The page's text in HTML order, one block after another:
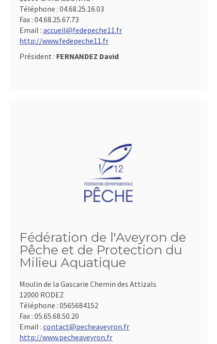
Téléphone : 04.68.25.16.03
Fax : 04.68.25.67.73
Email : accueil@fedepeche11.fr
http://www.fedepeche11.fr
Président : FERNANDEZ David
Fédération de l'Aveyron de
Pêche et de Protection du
Milieu Aquatique
Moulin de la Gascarie Chemin des Attizals
12000 RODEZ
Téléphone : 0565684152
Fax : 05.65.68.50.20
Email : contact@pecheaveyron.fr
http://www.pecheaveyron.fr